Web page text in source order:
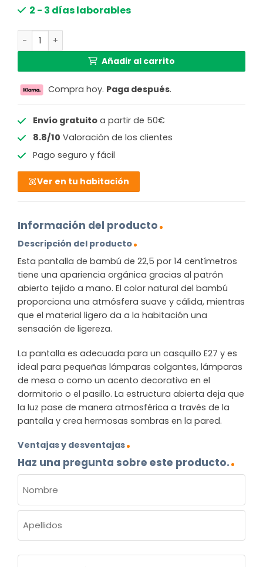
2 - 3 días laborables
Lámpara de bambú tejida Anne Lighting Okavi cantidad
Añadir al carrito
Compra hoy. Paga después.
Envío gratuitoa partir de 50€
8.8/10 Valoración de los clientes
Pago seguro y fácil
Ver en tu habitación
Información del producto
Descripción del producto
Esta pantalla de bambú de 22,5 por 14 centímetros
tiene una apariencia orgánica gracias al patrón
abierto tejido a mano. El color natural del bambú
proporciona una atmósfera suave y cálida, mientras
que el material ligero da a la habitación una
sensación de ligereza.
La pantalla es adecuada para un casquillo E27 y es
ideal para pequeñas lámparas colgantes, lámparas
de mesa o como un acento decorativo en el
dormitorio o el pasillo. La estructura abierta deja que
la luz pase de manera atmosférica a través de la
pantalla y crea hermosas sombras en la pared.
Ventajas y desventajas
Haz una pregunta sobre este producto.
(OBLIGATORIO)
Nombre